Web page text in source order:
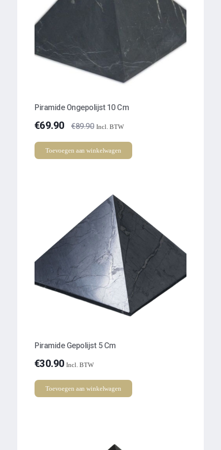
Piramide Ongepolijst 10 Cm
€69.90 €89.90 Incl. BTW
Toevoegen aan winkelwagen
Piramide Gepolijst 5 Cm
€30.90 Incl. BTW
Toevoegen aan winkelwagen